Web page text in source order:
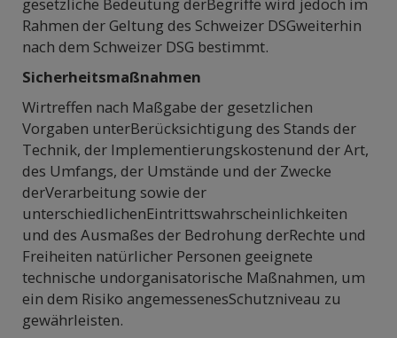
gesetzliche Bedeutung derBegriffe wird jedoch im
Rahmen der Geltung des Schweizer DSGweiterhin
nach dem Schweizer DSG bestimmt.
Sicherheitsmaßnahmen
Wirtreffen nach Maßgabe der gesetzlichen
Vorgaben unterBerücksichtigung des Stands der
Technik, der Implementierungskostenund der Art,
des Umfangs, der Umstände und der Zwecke
derVerarbeitung sowie der
unterschiedlichenEintrittswahrscheinlichkeiten
und des Ausmaßes der Bedrohung derRechte und
Freiheiten natürlicher Personen geeignete
technische undorganisatorische Maßnahmen, um
ein dem Risiko angemessenesSchutzniveau zu
gewährleisten.